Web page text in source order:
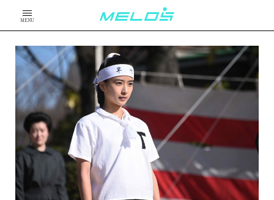
MENU